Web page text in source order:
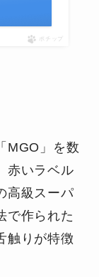
ポチップ
MGO」を数
赤いラベル
高級スーパ
で作られた
触りが特徴